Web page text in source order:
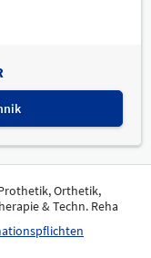
Orthetik,
& Techn. Reha